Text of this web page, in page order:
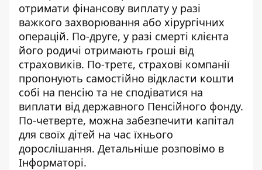
отримати фінансову виплату у разі
важкого захворювання або хірургічних
операцій. По-друге, у разі смерті клієнта
його родичі отримають гроші від
страховиків. По-третє, страхові компанії
пропонують самостійно відкласти кошти
собі на пенсію та не сподіватися на
виплати від державного Пенсійного фонду.
По-четверте, можна забезпечити капітал
для своїх дітей на час їхнього
дорослішання. Детальніше розповімо в
Інформаторі.